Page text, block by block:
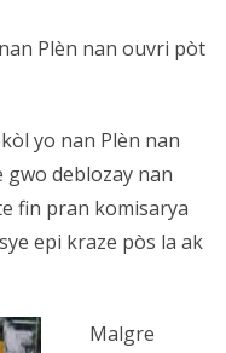
Plèn nan ouvri pòt
yo nan Plèn nan
deblozay nan
fin pran komisarya
epi kraze pòs la ak
Malgre